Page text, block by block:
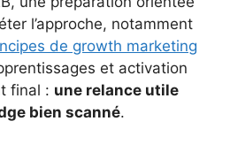
l’approche, notamment
de growth marketing
et activation
final : une relance utile
bien scanné.